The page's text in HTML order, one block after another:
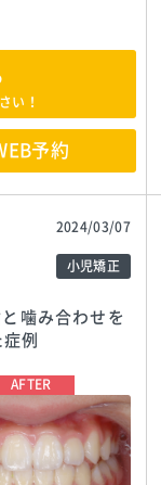
い！
予約
小児矯正
2024/03/07
噛み合わせを
例
・ホープデンタル